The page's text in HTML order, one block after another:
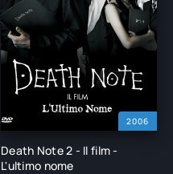
2006
Death Note 2 - Il film -
L'ultimo nome